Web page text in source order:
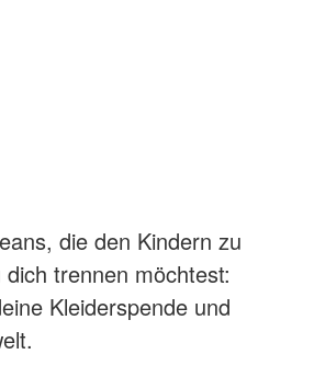
die den Kindern zu
trennen möchtest:
Kleiderspende und